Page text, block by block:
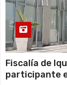
Fiscalía de
participante